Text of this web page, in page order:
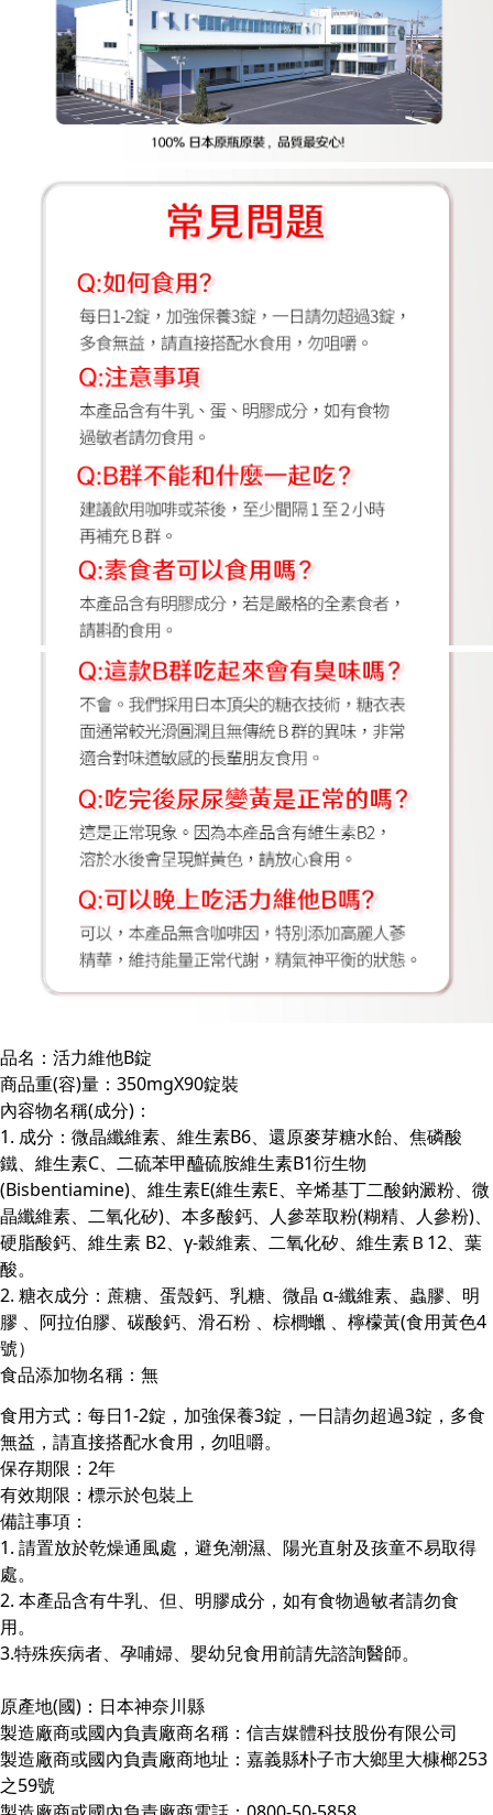
品名：活力維他B錠
商品重(容)量：350mgX90錠裝
內容物名稱(成分)：
1. 成分：微晶纖維素、維生素B6、還原麥芽糖水飴、焦磷酸
鐵、維生素C、二硫苯甲醯硫胺維生素B1衍生物
(Bisbentiamine)、維生素E(維生素E、辛烯基丁二酸鈉澱粉、微
晶纖維素、二氧化矽)、本多酸鈣、人參萃取粉(糊精、人參粉)、
硬脂酸鈣、維生素 B2、γ-穀維素、二氧化矽、維生素Ｂ12、葉
酸。
2. 糖衣成分：蔗糖、蛋殼鈣、乳糖、微晶 α-纖維素、蟲膠、明
膠 、阿拉伯膠、碳酸鈣、滑石粉 、棕櫚蠟 、檸檬黃(食用黃色4
號）
食品添加物名稱：無
食用方式：每日1-2錠，加強保養3錠，一日請勿超過3錠，多食
無益，請直接搭配水食用，勿咀嚼。
保存期限：2年
有效期限：標示於包裝上
備註事項：
1. 請置放於乾燥通風處，避免潮濕、陽光直射及孩童不易取得
處。
2. 本產品含有牛乳、但、明膠成分，如有食物過敏者請勿食
用。
3.特殊疾病者、孕哺婦、嬰幼兒食用前請先諮詢醫師。
原產地(國)：日本神奈川縣
製造廠商或國內負責廠商名稱：信吉媒體科技股份有限公司
製造廠商或國內負責廠商地址：嘉義縣朴子市大鄉里大槺榔253
之59號